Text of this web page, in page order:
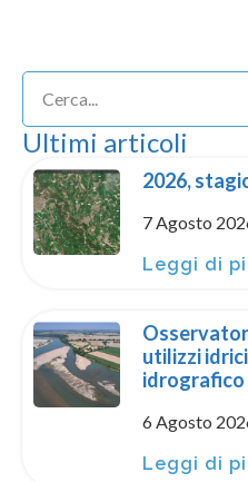
Ultimi articoli
2026,
7 Agosto
Leggi di
utilizzi
idrografico
6 Agosto
Leggi di